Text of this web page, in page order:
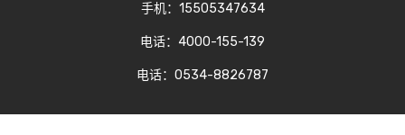
手机：15505347634
电话：4000-155-139
电话：0534-8826787